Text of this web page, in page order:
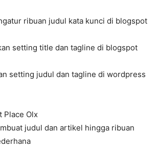
ribuan judul kata kunci di blogspot
setting title dan tagline di blogspot
setting judul dan tagline di wordpress
Place Olx
judul dan artikel hingga ribuan